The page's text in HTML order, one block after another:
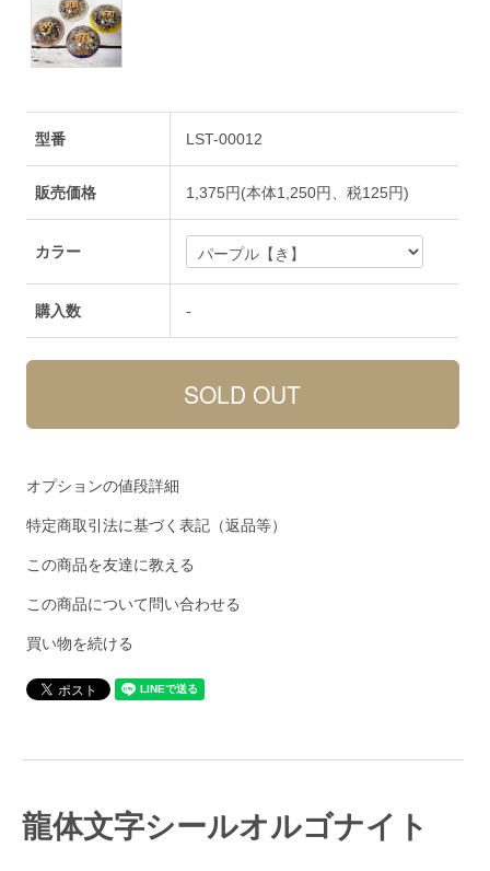
型番 LST-00012
販売価格 1,375円(本体1,250円、税125円)
カラー
購入数 -
オプションの値段詳細
特定商取引法に基づく表記（返品等）
この商品を友達に教える
この商品について問い合わせる
買い物を続ける
龍体文字シールオルゴナイト